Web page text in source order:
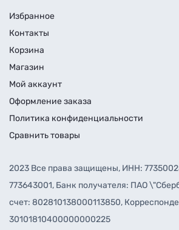
Избранное
Контакты
Корзина
Магазин
Мой аккаунт
Оформление заказа
Политика конфиденциальности
Сравнить товары
2023 Все права защищены, ИНН:
773643001, Банк получателя: ПАО
счет: 802810138000113850,
30101810400000000225